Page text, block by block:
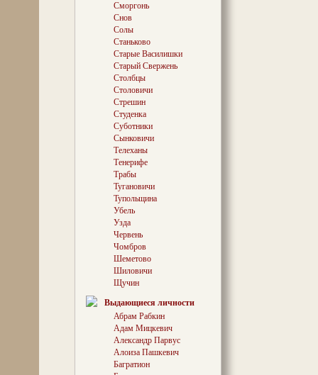
Сморгонь
Снов
Солы
Станьково
Старые Василишки
Старый Свержень
Столбцы
Столовичи
Стрешин
Студенка
Суботники
Сынковичи
Телеханы
Тенерифе
Трабы
Тугановичи
Тупольщина
Убель
Узда
Червень
Чомбров
Шеметово
Шиловичи
Щучин
Выдающиеся личности
Абрам Рабкин
Адам Мицкевич
Александр Парвус
Алоиза Пашкевич
Багратион